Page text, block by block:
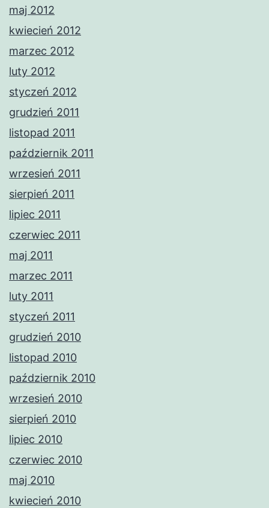
maj 2012
kwiecień 2012
marzec 2012
luty 2012
styczeń 2012
grudzień 2011
listopad 2011
październik 2011
wrzesień 2011
sierpień 2011
lipiec 2011
czerwiec 2011
maj 2011
marzec 2011
luty 2011
styczeń 2011
grudzień 2010
listopad 2010
październik 2010
wrzesień 2010
sierpień 2010
lipiec 2010
czerwiec 2010
maj 2010
kwiecień 2010